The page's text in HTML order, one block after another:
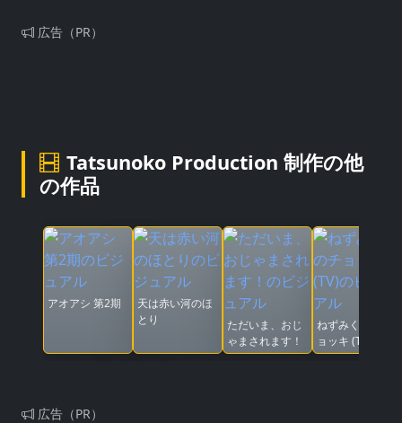
広告（PR）
Tatsunoko Production 制作の他
の作品
アオアシ 第2期
天は赤い河のほ
とり
ただいま、おじ
ゃまされます！
ねずみくんのチ
ョッキ (TV)
広告（PR）